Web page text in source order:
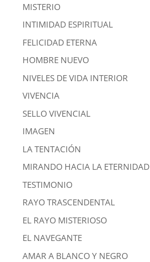
MISTERIO
INTIMIDAD ESPIRITUAL
FELICIDAD ETERNA
HOMBRE NUEVO
NIVELES DE VIDA INTERIOR
VIVENCIA
SELLO VIVENCIAL
IMAGEN
LA TENTACIÓN
MIRANDO HACIA LA ETERNIDAD
TESTIMONIO
RAYO TRASCENDENTAL
EL RAYO MISTERIOSO
EL NAVEGANTE
AMAR A BLANCO Y NEGRO